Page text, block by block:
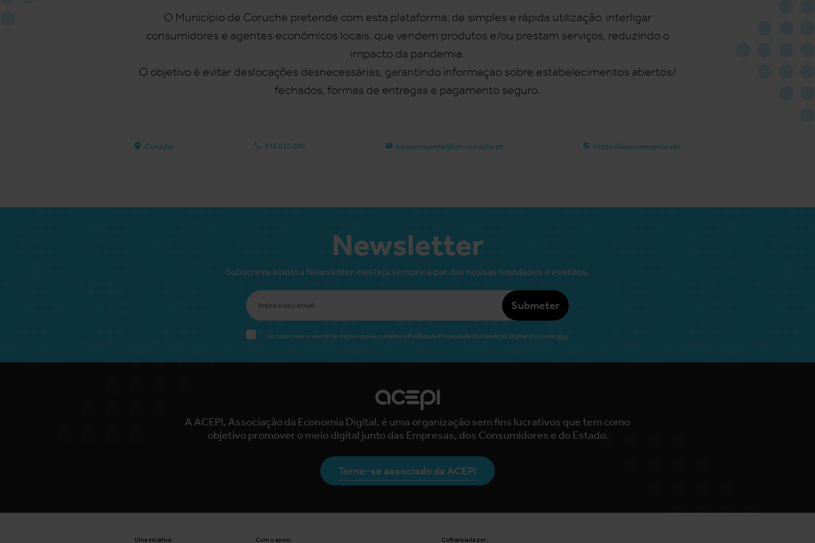
O Município de Coruche pretende com esta plataforma, de simples e rápida utilização, interligar
consumidores e agentes económicos locais, que vendem produtos e/ou prestam serviços, reduzindo o
impacto da pandemia.
O objetivo é evitar deslocações desnecessárias, garantindo informaçao sobre estabelecimentos abertos/
fechados, formas de entregas e pagamento seguro.
Coruche 243 610 200 lojascomgente@cm-coruche.pt https://lojascomgente.pt/
Newsletter
Subscreva a nossa Newsletter e esteja sempre a par das nossas novidades e eventos.
Submeter
Ao subscrever a newsletter declara que leu e aceitou a Política de Privacidadedo Comércio Digital disponívelaqui.
A ACEPI, Associação da Economia Digital, é uma organização sem fins lucrativos que tem como
objetivo promover o meio digital junto das Empresas, dos Consumidores e do Estado.
Torne-se associado da ACEPI
Uma iniciativa: Com o apoio: Cofinanciada por: